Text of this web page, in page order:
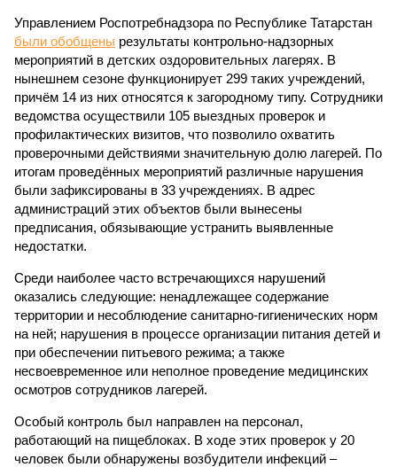
Управлением Роспотребнадзора по Республике Татарстан
были обобщены результаты контрольно-надзорных
мероприятий в детских оздоровительных лагерях. В
нынешнем сезоне функционирует 299 таких учреждений,
причём 14 из них относятся к загородному типу. Сотрудники
ведомства осуществили 105 выездных проверок и
профилактических визитов, что позволило охватить
проверочными действиями значительную долю лагерей. По
итогам проведённых мероприятий различные нарушения
были зафиксированы в 33 учреждениях. В адрес
администраций этих объектов были вынесены
предписания, обязывающие устранить выявленные
недостатки.
Среди наиболее часто встречающихся нарушений
оказались следующие: ненадлежащее содержание
территории и несоблюдение санитарно-гигиенических норм
на ней; нарушения в процессе организации питания детей и
при обеспечении питьевого режима; а также
несвоевременное или неполное проведение медицинских
осмотров сотрудников лагерей.
Особый контроль был направлен на персонал,
работающий на пищеблоках. В ходе этих проверок у 20
человек были обнаружены возбудители инфекций –